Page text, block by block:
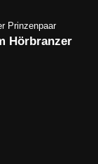
Hörbranzer